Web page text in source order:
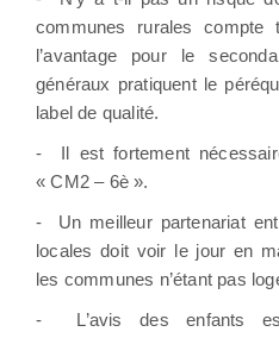
communes rurales compte
l’avantage pour le
généraux pratiquent le
label de qualité.
-
Il est fortement
« CM2 – 6è ».
-
Un meilleur partenariat
locales doit voir le jour en
les communes n’étant pas
-
L’avis des enfants